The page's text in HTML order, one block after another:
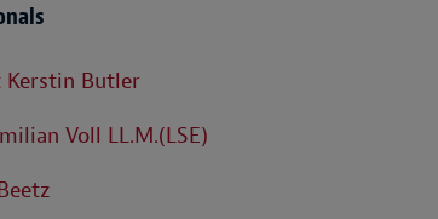
Kerstin Butler
Voll LL.M.(LSE)